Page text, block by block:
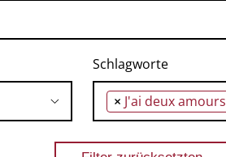
Schlagworte
× J'ai deux amours